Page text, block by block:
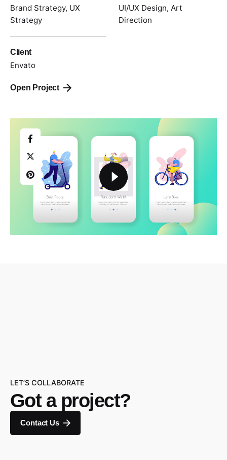
Brand Strategy, UX
Strategy
UI/UX Design, Art
Direction
Client
Envato
Open Project
LET’S COLLABORATE
Got a project?
Contact Us